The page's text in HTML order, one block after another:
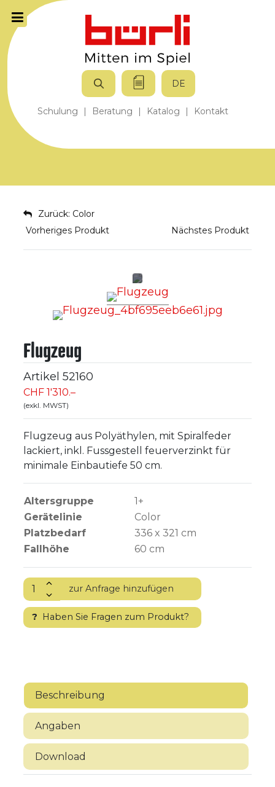
Schulung | Beratung | Katalog | Kontakt
DE
Zurück: Color
Vorheriges Produkt
Nächstes Produkt
Flugzeug
Artikel 52160
CHF 1'310.–
(exkl. MWST)
Flugzeug aus Polyäthylen, mit Spiralfeder
lackiert, inkl. Fussgestell feuerverzinkt für
minimale Einbautiefe 50 cm.
Altersgruppe
1+
Gerätelinie
Color
Platzbedarf
336 x 321 cm
Fallhöhe
60 cm
? Haben Sie Fragen zum Produkt?
Beschreibung
Angaben
Download